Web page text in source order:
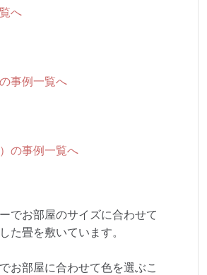
へ
事例一覧へ
の事例一覧へ
でお部屋のサイズに合わせて
た畳を敷いています。
お部屋に合わせて色を選ぶこ